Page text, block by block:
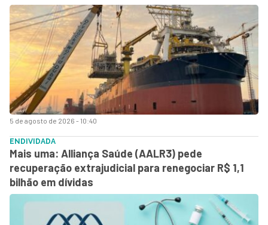
5 de agosto de 2026 - 10:40
ENDIVIDADA
Mais uma: Alliança Saúde (AALR3) pede
recuperação extrajudicial para renegociar R$ 1,1
bilhão em dívidas